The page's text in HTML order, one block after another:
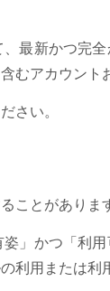
最新かつ完
むアカウン
さい。
ことがあり
」かつ「利
利用または